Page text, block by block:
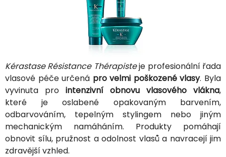
Kérastase Résistance Thérapisteje profesionální řada
vlasové péče určená pro velmi poškozené vlasy. Byla
vyvinuta pro intenzivní obnovu vlasového vlákna,
které je oslabené opakovaným barvením,
odbarvováním, tepelným stylingem nebo jiným
mechanickým namáháním. Produkty pomáhají
obnovit sílu, pružnost a odolnost vlasů a navracejí jim
zdravější vzhled.